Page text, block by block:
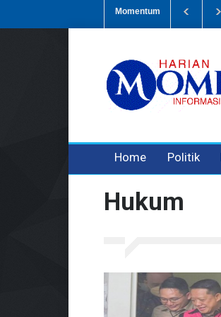
Momentum
Home Politik
Hukum